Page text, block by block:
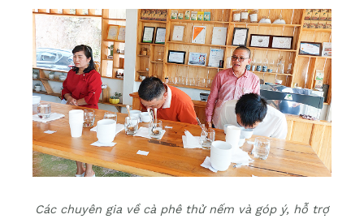
Các chuyên gia về cà phê thử nếm và góp ý, hỗ trợ